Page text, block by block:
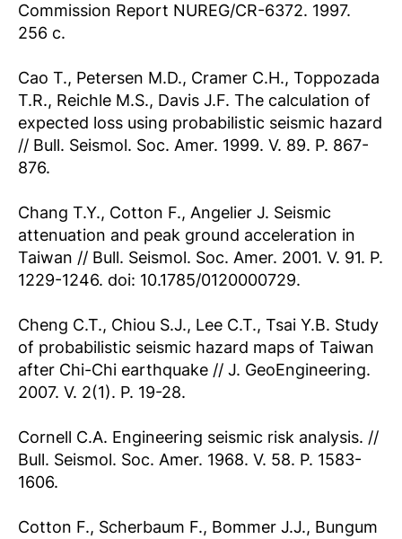
Commission Report NUREG/CR-6372. 1997.
256 с.
Cao T., Petersen M.D., Cramer C.H., Toppozada
T.R., Reichle M.S., Davis J.F. The calculation of
expected loss using probabilistic seismic hazard
// Bull. Seismol. Soc. Amer. 1999. V. 89. P. 867-
876.
Chang T.Y., Cotton F., Angelier J. Seismic
attenuation and peak ground acceleration in
Taiwan // Bull. Seismol. Soc. Amer. 2001. V. 91. P.
1229-1246. doi: 10.1785/0120000729.
Cheng C.T., Chiou S.J., Lee C.T., Tsai Y.B. Study
of probabilistic seismic hazard maps of Taiwan
after Chi-Chi earthquake // J. GeoEngineering.
2007. V. 2(1). P. 19-28.
Cornell C.A. Engineering seismic risk analysis. //
Bull. Seismol. Soc. Amer. 1968. V. 58. P. 1583-
1606.
Cotton F., Scherbaum F., Bommer J.J., Bungum